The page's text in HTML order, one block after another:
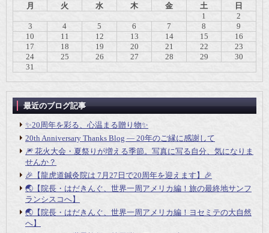
月
火 水 木 金 土
日
1
2
3
4 5 6 7 8
9
10
11 12 13 14 15
16
17
18 19 20 21 22
23
24
25 26 27 28 29
30
31
最近のブログ記事
✨20周年を彩る、心温まる贈り物✨
20th Anniversary Thanks Blog ― 20年のご縁に感謝して
🎆 花火大会・夏祭りが増える季節。写真に写る自分、気になりま
せんか？
🎉【龍虎道鍼灸院は 7月27日で20周年を迎えます】🎉
🌏【院長・はだきんぐ、世界一周アメリカ編！旅の最終地サンフ
ランシスコへ】
🌏【院長・はだきんぐ、世界一周アメリカ編！ヨセミテの大自然
へ】